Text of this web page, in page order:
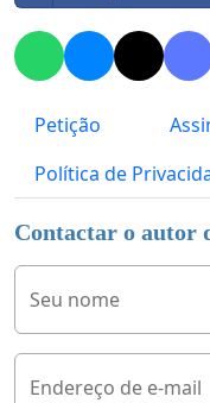
Petição
Política de
Contactar o autor
Seu nome
Endereço de e-mail